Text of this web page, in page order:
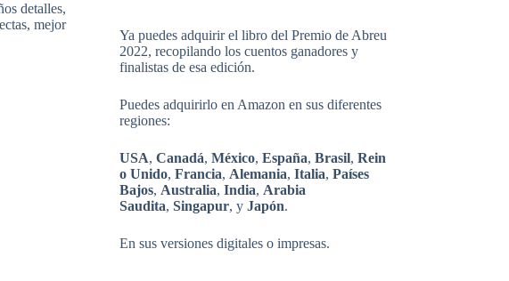
detalles,
mejor
Ya puedes adquirir el libro del Premio de Abreu
2022, recopilando los cuentos ganadores y
finalistas de esa edición.
Puedes adquirirlo en Amazon en sus diferentes
regiones:
USA,Canadá,México,España,Brasil,Rein
o Unido,Francia, Alemania,Italia,Países
Bajos, Australia,India, Arabia
Saudita,Singapur, yJapón.
En sus versiones digitales o impresas.